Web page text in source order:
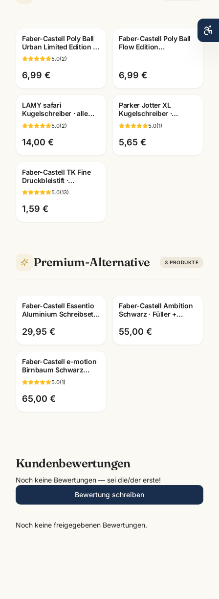
Faber-Castell Poly Ball
Urban Limited Edition ·
Kugelschreiber XB blau
5.0(2)
6,99 €
Faber-Castell Poly Ball
Flow Edition
6,99 €
Gravur
LAMY safari
Kugelschreiber · alle
Farben +
Sondereditionen ·
Schreibwaren
Mannheim
5.0(2)
14,00 €
Gravur
Parker Jotter XL
Kugelschreiber ·
silber/gold/rosegold/schwarz
· Schreibgeräte
Mannheim
5.0(1)
5,65 €
Faber-Castell TK Fine
Druckbleistift ·
0,35/0,5/0,7/1,0mm · mit
passenden Minen
5.0(13)
1,59 €
Premium-Alternative 3 PRODUKTE
Faber-Castell Essentio
Aluminium Schreibset ·
Mannheim
29,95 €
Faber-Castell Ambition
Schwarz · Füller +
Kugelschreiber · mit
Lasergravur
55,00 €
Faber-Castell e-motion
Birnbaum Schwarz
Füller · Federbreite M ·
mit Lasergravur
5.0(1)
65,00 €
Kundenbewertungen
Noch keine Bewertungen — sei die/der erste!
Bewertung schreiben
Noch keine freigegebenen Bewertungen.